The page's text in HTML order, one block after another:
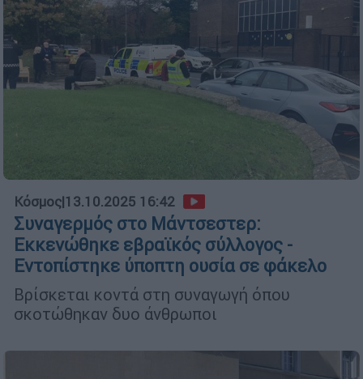
Κόσμος|13.10.2025 16:42
Συναγερμός στο Μάντσεστερ:
Εκκενώθηκε εβραϊκός σύλλογος -
Εντοπίστηκε ύποπτη ουσία σε φάκελο
Βρίσκεται κοντά στη συναγωγή όπου
σκοτώθηκαν δυο άνθρωποι